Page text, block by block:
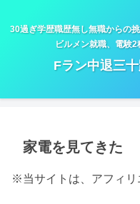
30過ぎ学歴職歴無し無職からの
ビルメン就職、電験
Fラン中退三
家電を見てきた
※当サイトは、アフィリ